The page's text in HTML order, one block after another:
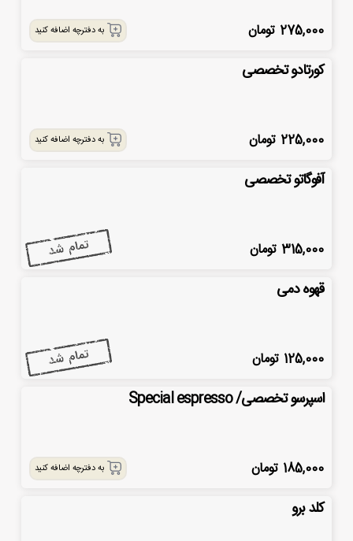
275,000 تومان به دفترچه اضافه کنید
کورتادو تخصصی
225,000 تومان به دفترچه اضافه کنید
آفوگاتو تخصصی
315,000 تومان
قهوه دمی
125,000 تومان
اسپرسو تخصصی/ Special espresso
185,000 تومان به دفترچه اضافه کنید
کلد برو